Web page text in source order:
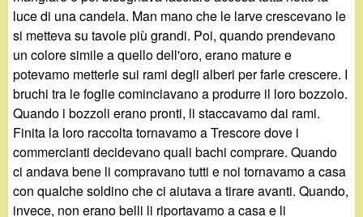
luce di una candela. Man mano che le larve crescevano le
si metteva su tavole più grandi. Poi, quando prendevano
un colore simile a quello dell'oro, erano mature e
potevamo metterle sui rami degli alberi per farle crescere. I
bruchi tra le foglie cominciavano a produrre il loro bozzolo.
Quando i bozzoli erano pronti, li staccavamo dai rami.
Finita la loro raccolta tornavamo a Trescore dove i
commercianti decidevano quali bachi comprare. Quando
ci andava bene li compravano tutti e noi tornavamo a casa
con qualche soldino che ci aiutava a tirare avanti. Quando,
invece, non erano belli li riportavamo a casa e li